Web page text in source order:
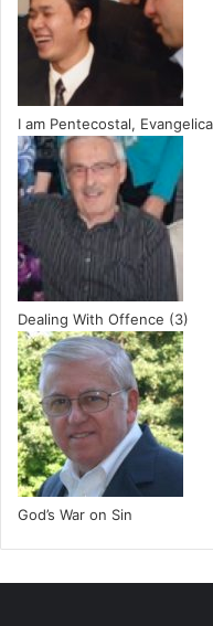
I am Pentecostal,
Dealing With Offence (3)
God’s War on Sin